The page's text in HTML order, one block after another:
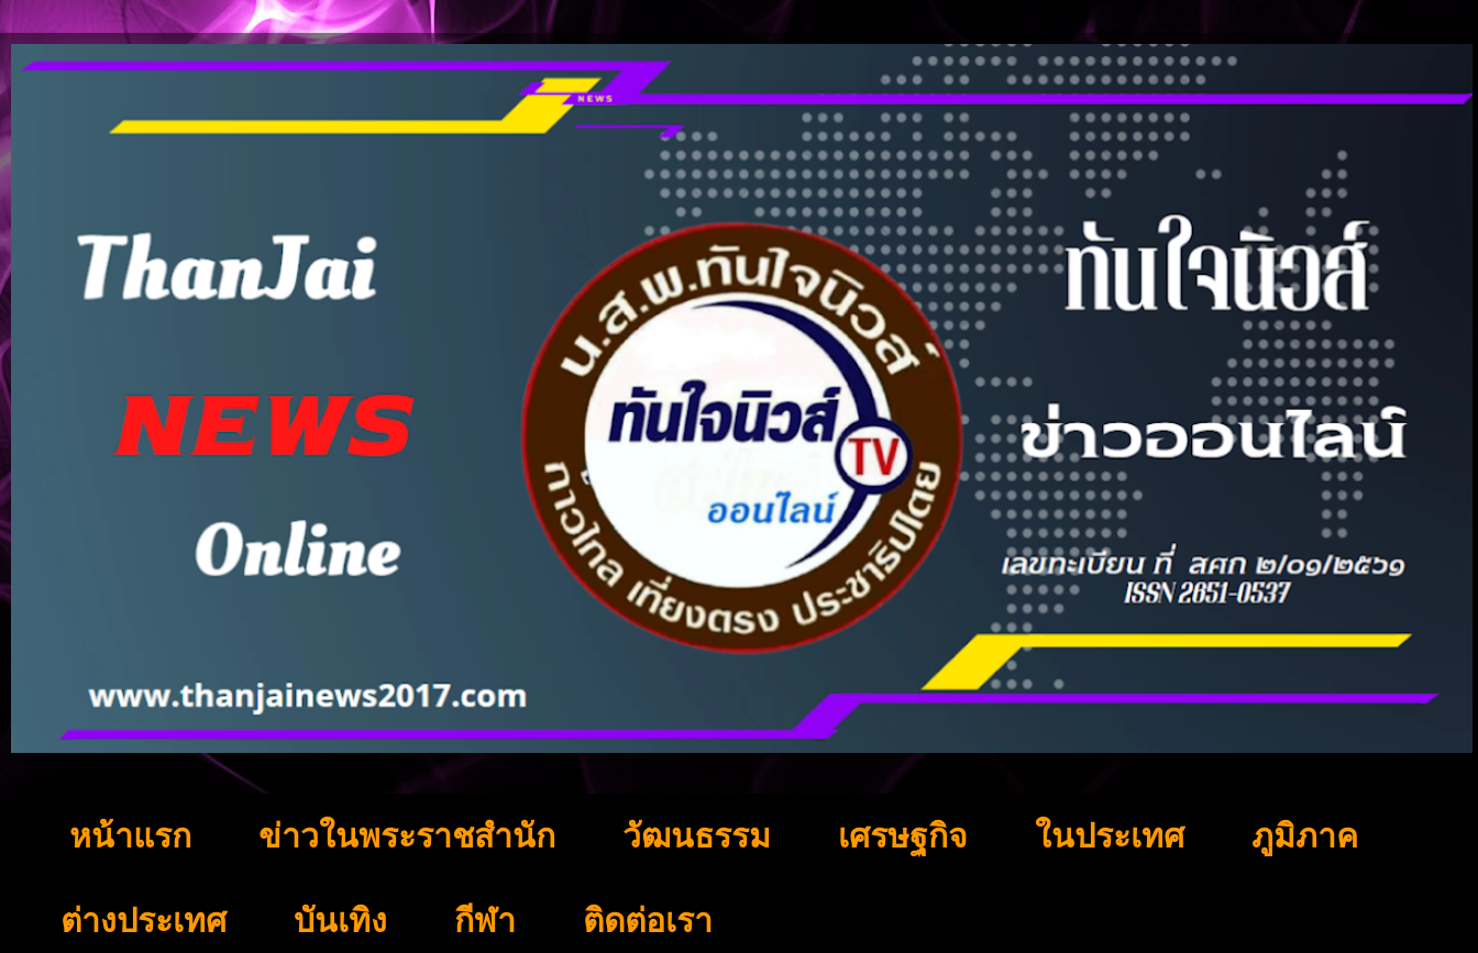
หน้าแรก ข่าวในพระราชสำนัก วัฒนธรรม เศรษฐกิจ ในประเทศ ภูมิภาค
ต่างประเทศ บันเทิง กีฬา ติดต่อเรา